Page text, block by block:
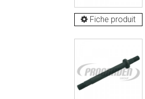
Fiche produit